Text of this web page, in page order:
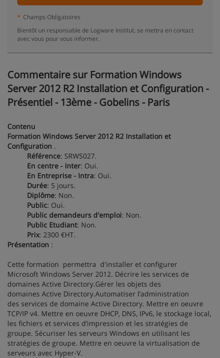
* Champs Obligatoires
Bientôt un responsable de Logware Institut, se mettra en contact
avec vous pour vous informer.
Commentaire sur Formation Windows
Server 2012 R2 Installation et Configuration -
Présentiel - 13ème - Gobelins - Paris
Contenu
Formation Windows Server 2012 R2 Installation et
Configuration .
Référence: SRWS027.
En centre - Inter: Oui.
En Entreprise - Intra: Oui.
Durée: 5 jours.
Diplôme: Non.
Public: Oui.
Public demandeurs d'emploi: Non.
Public Etudiant: Non.
Prix: 2300 €HT.
Présentation :
Cette formation permettra d'installer et configurer
Microsoft Windows Server 2012. Décrire les services de
domaines Active Directory.Gérer les objets des
domaines Active Directory.Automatiser l’administration
des services de domaine Active Directory. Mettre en oeuvre
TCP/IP v4. Mettre en oeuvre DHCP, DNS, IPv6, le stockage local,
les fichiers et services d’impression et les stratégies de
groupe. Sécuriser les serveurs Windows en utilisant les
stratégies de groupe. Mettre en oeuvre la virtualisation de
serveurs avec Hyper-V.